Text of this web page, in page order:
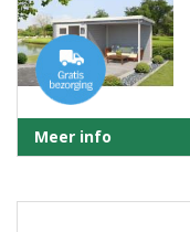
Meer info